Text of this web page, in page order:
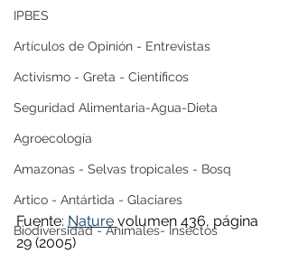
IPBES
Artículos de Opinión - Entrevistas
Activismo - Greta - Científicos
Seguridad Alimentaria-Agua-Dieta
Agroecología
Amazonas - Selvas tropicales - Bosq
Artico - Antártida - Glaciares
Biodiversidad - Animales- Insectos
Fuente: Nature volumen 436, página
29 (2005)